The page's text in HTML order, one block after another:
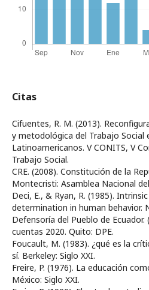
Citas
Cifuentes, R. M. (2013).
y metodológica del Trabajo Social
Latinoamericanos. V CONITS, V
Trabajo Social.
CRE. (2008). Constitución de la
Montecristi: Asamblea Nacional
Deci, E., & Ryan, R. (1985).
determination in human behavior.
Defensoría del Pueblo de Ecuador.
cuentas 2020. Quito: DPE.
Foucault, M. (1983). ¿qué es la
sí. Berkeley: Siglo XXI.
Freire, P. (1976). La educación
México: Siglo XXI.